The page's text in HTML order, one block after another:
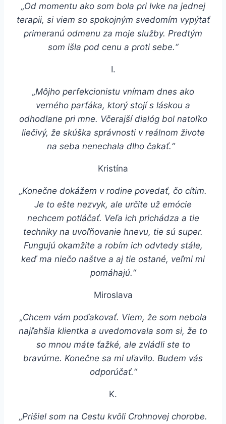
„Od momentu ako som bola pri Ivke na jednej
terapii, si viem so spokojným svedomím vypýtať
primeranú odmenu za moje služby. Predtým
som išla pod cenu a proti sebe.“
I.
„Môjho perfekcionistu vnímam dnes ako
verného parťáka, ktorý stojí s láskou a
odhodlane pri mne. Včerajší dialóg bol natoľko
liečivý, že skúška správnosti v reálnom živote
na seba nenechala dlho čakať.“
Kristína
„Konečne dokážem v rodine povedať, čo cítim.
Je to ešte nezvyk, ale určite už emócie
nechcem potláčať. Veľa ich prichádza a tie
techniky na uvoľňovanie hnevu, tie sú super.
Fungujú okamžite a robím ich odvtedy stále,
keď ma niečo naštve a aj tie ostané, veľmi mi
pomáhajú.“
Miroslava
„Chcem vám poďakovať. Viem, že som nebola
najľahšia klientka a uvedomovala som si, že to
so mnou máte ťažké, ale zvládli ste to
bravúrne. Konečne sa mi uľavilo. Budem vás
odporúčať.“
K.
„Prišiel som na Cestu kvôli Crohnovej chorobe.